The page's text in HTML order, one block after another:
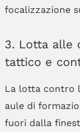
focalizzazione
3. Lotta alle
tattico e
La lotta contro
aule di
fuori dalla